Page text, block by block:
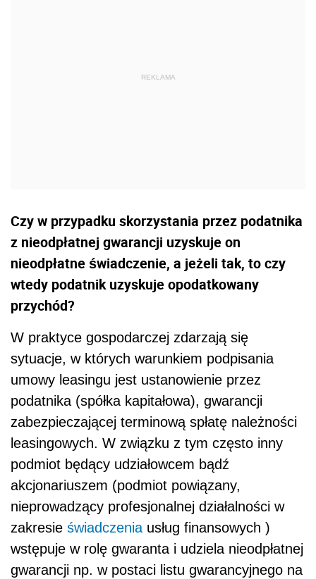
Czy w przypadku skorzystania przez podatnika
z nieodpłatnej gwarancji uzyskuje on
nieodpłatne świadczenie, a jeżeli tak, to czy
wtedy podatnik uzyskuje opodatkowany
przychód?
W praktyce gospodarczej zdarzają się
sytuacje, w których warunkiem podpisania
umowy leasingu jest ustanowienie przez
podatnika (spółka kapitałowa), gwarancji
zabezpieczającej terminową spłatę należności
leasingowych. W związku z tym często inny
podmiot będący udziałowcem bądź
akcjonariuszem (podmiot powiązany,
nieprowadzący profesjonalnej działalności w
zakresie świadczeniausług finansowych )
wstępuje w rolę gwaranta i udziela nieodpłatnej
gwarancji np. w postaci listu gwarancyjnego na